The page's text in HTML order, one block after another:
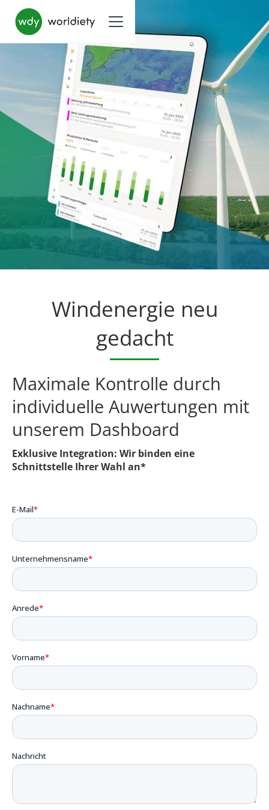
Windenergie neu
gedacht
Maximale Kontrolle durch
individuelle Auwertungen mit
unserem Dashboard
Exklusive Integration: Wir binden eine
Schnittstelle Ihrer Wahl an*